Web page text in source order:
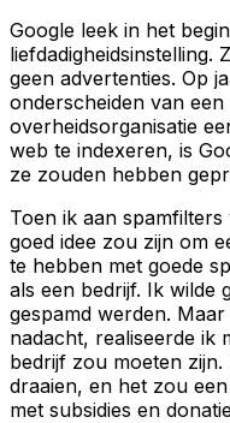
Google leek in het
liefdadigheidsinstelling.
geen advertenties. Op
onderscheiden van
overheidsorganisatie
web te indexeren, is
ze zouden hebben
Toen ik aan
goed idee zou zijn om
te hebben met goede
als een bedrijf. Ik wilde
gespamd werden.
nadacht, realiseerde ik
bedrijf zou moeten
draaien, en het zou
met subsidies en